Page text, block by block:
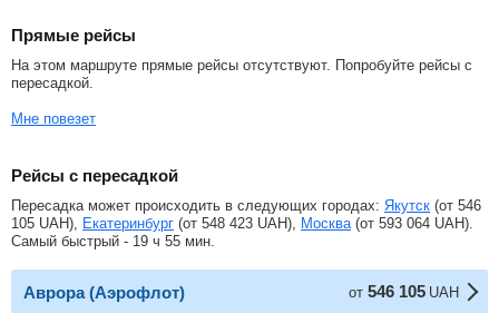
Прямые рейсы
На этом маршруте прямые рейсы отсутствуют. Попробуйте рейсы с
пересадкой.
Мне повезет
Рейсы с пересадкой
Пересадка может происходить в следующих городах: Якутск (от 546
105 UAH), Екатеринбург (от 548 423 UAH), Москва (от 593 064 UAH).
Самый быстрый - 19 ч 55 мин.
Аврора (Аэрофлот) от 546 105 UAH